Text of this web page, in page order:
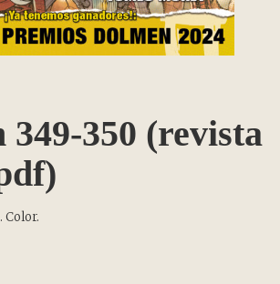
349-350 (revista
Color.